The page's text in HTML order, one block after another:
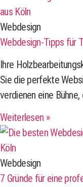
Webdesign
Webdesign-Tipps für
Ihre
Sie die perfekte
verdienen eine Bühne,
Weiterlesen »
Webdesign
7 Gründe für eine